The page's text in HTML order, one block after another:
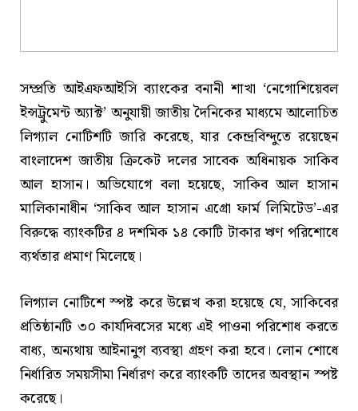
সম্প্রতি আইএফআইসি ব্যাংকের বনানী শাখা ‘নেগোশিয়েবল
ইন্সট্রুমেন্ট অ্যাক্ট’ অনুযায়ী জাতীয় দৈনিকের মাধ্যমে আলোচিত
লিগ্যাল নোটিশটি জারি করেছে, যার কেন্দ্রবিন্দুতে রয়েছেন
বাংলাদেশ জাতীয় ক্রিকেট দলের সাবেক অধিনায়ক সাকিব
আল হাসান। অভিযোগে বলা হয়েছে, সাকিব আল হাসান
মালিকানাধীন ‘সাকিব আল হাসান এগ্রো ফার্ম লিমিটেড’-এর
বিরুদ্ধে ব্যাংকটির ৪ দশমিক ১৪ কোটি টাকার ঋণ পরিশোধে
ব্যর্থতার প্রমাণ মিলেছে।
লিগ্যাল নোটিশে স্পষ্ট করে উল্লেখ করা হয়েছে যে, সাকিবের
প্রতিষ্ঠানটি ৩০ কার্যদিবসের মধ্যে এই পাওনা পরিশোধ করতে
বাধ্য, অন্যথায় আইনানুগ ব্যবস্থা গ্রহণ করা হবে। লোন শোধে
নির্ধারিত সময়সীমা নির্ধারণ করে ব্যাংকটি তাদের অবস্থান স্পষ্ট
করেছে।